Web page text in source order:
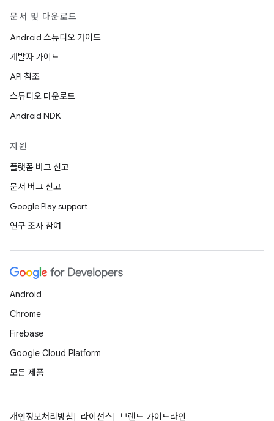
문서 및 다운로드
Android 스튜디오 가이드
개발자 가이드
API 참조
스튜디오 다운로드
Android NDK
지원
플랫폼 버그 신고
문서 버그 신고
Google Play support
연구 조사 참여
Android
Chrome
Firebase
Google Cloud Platform
모든 제품
개인정보처리방침 라이선스 브랜드 가이드라인